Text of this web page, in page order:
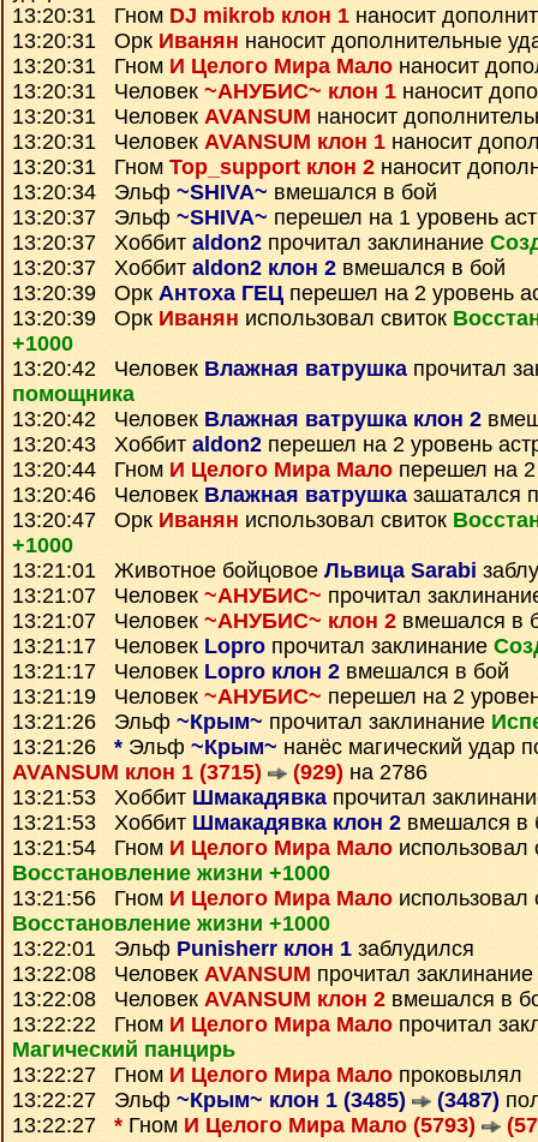
13:20:31 Гном DJ mikrob клон 1 наносит
13:20:31 Орк Иванян наносит дополнительные
13:20:31 Гном И Целого Мира Мало наносит
13:20:31 Человек ~АНУБИС~ клон 1 наносит
13:20:31 Человек AVANSUM наносит
13:20:31 Человек AVANSUM клон 1 наносит
13:20:31 Гном Top_support клон 2 наносит
13:20:34 Эльф ~SHIVA~ вмешался в бой
13:20:37 Эльф ~SHIVA~ перешел на 1 уровень
13:20:37 Хоббит aldon2 прочитал заклинание
13:20:37 Хоббит aldon2 клон 2 вмешался в бой
13:20:39 Орк Антоха ГЕЦ перешел на 2 уровень
13:20:39 Орк Иванян использовал свиток
+1000
13:20:42 Человек Влажная ватрушкапрочитал
помощника
13:20:42 Человек Влажная ватрушка клон 2
13:20:43 Хоббит aldon2 перешел на 2 уровень
13:20:44 Гном И Целого Мира Мало перешел на
13:20:46 Человек Влажная ватрушказашатался
13:20:47 Орк Иванян использовал свиток
+1000
13:21:01 Животное бойцовое Львица Sarabi
13:21:07 Человек ~АНУБИС~ прочитал
13:21:07 Человек ~АНУБИС~ клон 2 вмешался в
13:21:17 Человек Lopro прочитал заклинание
13:21:17 Человек Lopro клон 2 вмешался в бой
13:21:19 Человек ~АНУБИС~ перешел на 2
13:21:26 Эльф ~Крым~ прочитал заклинание
13:21:26 * Эльф ~Крым~ нанёс магический удар
AVANSUM клон 1 (3715)
(929) на 2786
13:21:53 Хоббит Шмакадявкапрочитал
13:21:53 Хоббит Шмакадявка клон 2 вмешался в
13:21:54 Гном И Целого Мира Мало использовал
Восстановление жизни +1000
13:21:56 Гном И Целого Мира Мало использовал
Восстановление жизни +1000
13:22:01 Эльф Punisherr клон 1 заблудился
13:22:08 Человек AVANSUM прочитал заклинание
13:22:08 Человек AVANSUM клон 2 вмешался в
13:22:22 Гном И Целого Мира Мало прочитал
Магический панцирь
13:22:27 Гном И Целого Мира Мало проковылял
13:22:27 Эльф ~Крым~ клон 1 (3485) (3487)
13:22:27 * Гном И Целого Мира Мало (5793)